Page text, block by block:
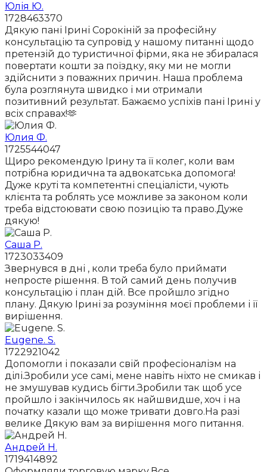
Юлія Ю.
1728463370
Дякую пані Ірині Сорокіній за професійну
консультацію та супровід у нашому питанні щодо
претензій до туристичної фірми, яка не збиралася
повертати кошти за поїздку, яку ми не могли
здійснити з поважних причин. Наша проблема
була розглянута швидко і ми отримали
позитивний результат. Бажаємо успіхів пані Ірині у
всіх справах!🫶
Юлия Ф.
1725544047
Щиро рекомендую Ірину та її колег, коли вам
потрібна юридична та адвокатська допомога!
Дуже круті та компетентні спеціалісти, чують
клієнта та роблять усе можливе за законом коли
треба відстоювати свою позицію та право.Дуже
дякую!
Саша Р.
1723033409
Звернувся в дні , коли треба було приймати
непросте рішення. В той самий день получив
консультацію і план дій. Все пройшло згідно
плану. Дякую Ірині за розуміння моєї проблеми і її
вирішення.
Eugene. S.
1722921042
Допомогли і показали свій професіоналізм на
ділі.Зробили усе самі, мене навіть ніхто не смикав і
не змушував кудись бігти.Зробили так щоб усе
пройшло і закінчилось як найшвидше, хоч і на
початку казали що може тривати довго.На разі
велике Дякую вам за вирішення мого питання.
Андрей Н.
1719414892